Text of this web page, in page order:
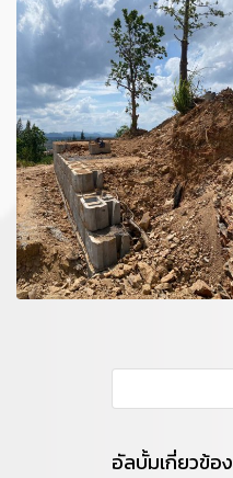
อัลบั้มเกี่ยวข้อง